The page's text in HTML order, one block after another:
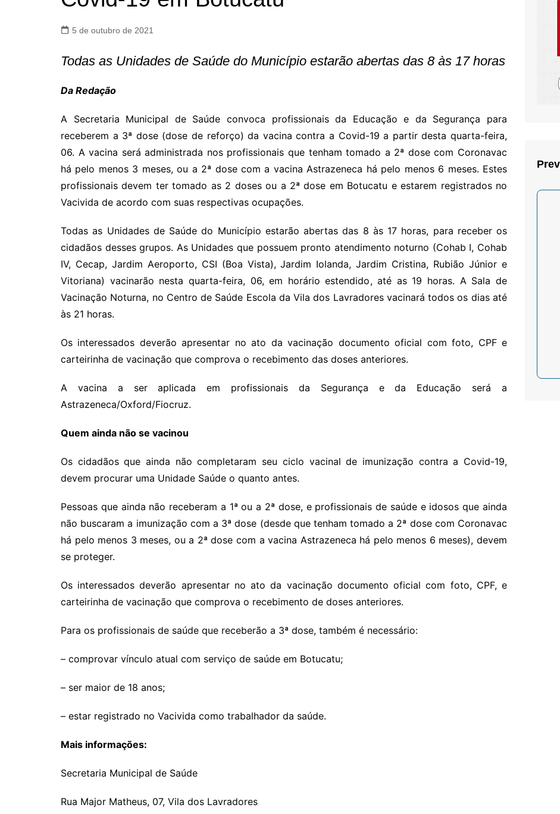
Oscar D’Ambrosio-
Chico Villela
Carlos Ramos
Valdemar Pinho
João Cury
Juliana Martini –
5 de outubro de 2021
Todas as Unidades de Saúde do Município estarão abertas das 8 às 17 horas
Da Redação
A Secretaria Municipal de Saúde convoca profissionais da Educação e da Segurança para
receberem a 3ª dose (dose de reforço) da vacina contra a Covid-19 a partir desta quarta-feira,
06. A vacina será administrada nos profissionais que tenham tomado a 2ª dose com Coronavac
há pelo menos 3 meses, ou a 2ª dose com a vacina Astrazeneca há pelo menos 6 meses. Estes
profissionais devem ter tomado as 2 doses ou a 2ª dose em Botucatu e estarem registrados no
Vacivida de acordo com suas respectivas ocupações.
Todas as Unidades de Saúde do Município estarão abertas das 8 às 17 horas, para receber os
cidadãos desses grupos. As Unidades que possuem pronto atendimento noturno (Cohab I, Cohab
IV, Cecap, Jardim Aeroporto, CSI (Boa Vista), Jardim Iolanda, Jardim Cristina, Rubião Júnior e
Vitoriana) vacinarão nesta quarta-feira, 06, em horário estendido, até as 19 horas. A Sala de
Vacinação Noturna, no Centro de Saúde Escola da Vila dos Lavradores vacinará todos os dias até
às 21 horas.
Os interessados deverão apresentar no ato da vacinação documento oficial com foto, CPF e
carteirinha de vacinação que comprova o recebimento das doses anteriores.
A vacina a ser aplicada em profissionais da Segurança e da Educação será a
Astrazeneca/Oxford/Fiocruz.
Quem ainda não se vacinou
Os cidadãos que ainda não completaram seu ciclo vacinal de imunização contra a Covid-19,
devem procurar uma Unidade Saúde o quanto antes.
Pessoas que ainda não receberam a 1ª ou a 2ª dose, e profissionais de saúde e idosos que ainda
não buscaram a imunização com a 3ª dose (desde que tenham tomado a 2ª dose com Coronavac
há pelo menos 3 meses, ou a 2ª dose com a vacina Astrazeneca há pelo menos 6 meses), devem
se proteger.
Os interessados deverão apresentar no ato da vacinação documento oficial com foto, CPF, e
carteirinha de vacinação que comprova o recebimento de doses anteriores.
Para os profissionais de saúde que receberão a 3ª dose, também é necessário:
– comprovar vínculo atual com serviço de saúde em Botucatu;
– ser maior de 18 anos;
– estar registrado no Vacivida como trabalhador da saúde.
Mais informações:
Secretaria Municipal de Saúde
Rua Major Matheus, 07, Vila dos Lavradores